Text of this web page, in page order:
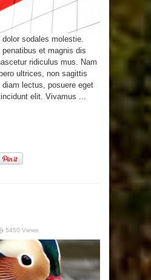
sodales molestie.
et magnis dis
ridiculus mus. Nam
ultrices, non sagittis
lectus, posuere eget
elit. Vivamus ...
5450 Views